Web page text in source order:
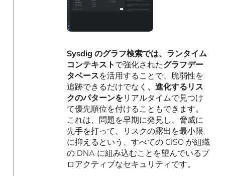
Sysdig のグラフ検索では、ランタイム
コンテキスト で強化されたグラフデー
タベースを活用することで、脆弱性を
追跡できるだけでなく 、進化するリス
クのパターンをリアルタイムで見つけ
て優先順位を付けることもできます。
これは、問題を早期に発見し、脅威に
先手を打って、リスクの露出を最小限
に抑えるという、すべての CISO が組織
の DNA に組み込むことを望んでいるプ
ロアクティブなセキュリティです。